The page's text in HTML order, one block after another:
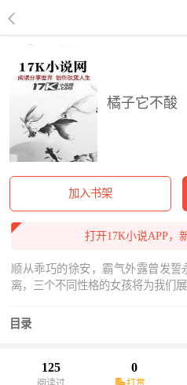
橘子它不酸
加入书架
打开17K小说APP，
顺从乖巧的徐安，霸气外露曾发
离，三个不同性格的女孩将为我们
目录
125 0